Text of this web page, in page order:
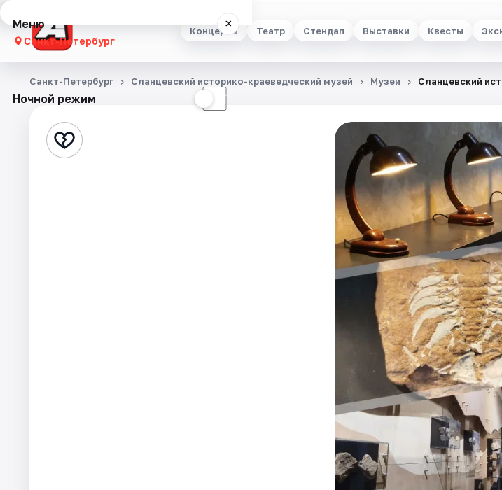
Концерты Театр Стендап Выставки Квесты
Меню ×
Санкт-Петербург
Концерты
Стендап
Ночной режим ☾
Санкт-Петербург Сланцевский историко-краеведческий музей Музеи Сланцевский